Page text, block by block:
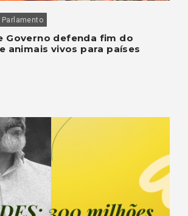
Parlamento
Governo defenda fim do
animais vivos para países